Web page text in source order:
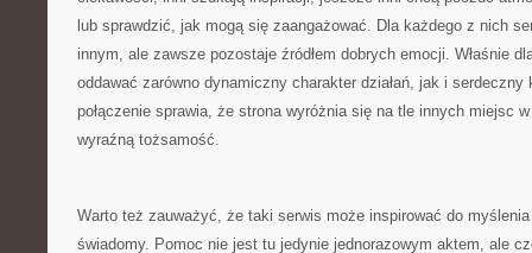
lub sprawdzić, jak mogą się zaangażować. Dla każdego z nich
innym, ale zawsze pozostaje źródłem dobrych emocji. Właśnie
oddawać zarówno dynamiczny charakter działań, jak i serdeczny
połączenie sprawia, że strona wyróżnia się na tle innych miejsc
wyraźną tożsamość.
Warto też zauważyć, że taki serwis może inspirować do
świadomy. Pomoc nie jest tu jedynie jednorazowym aktem, ale